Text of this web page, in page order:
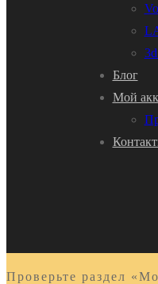
Блог
Мой
Проверьте раздел